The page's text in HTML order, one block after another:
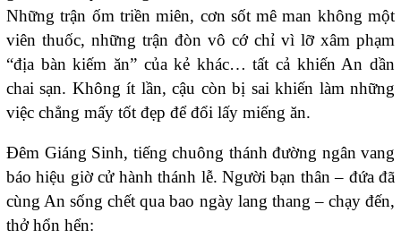
Những trận ốm triền miên, cơn sốt mê man không một
viên thuốc, những trận đòn vô cớ chỉ vì lỡ xâm phạm
“địa bàn kiếm ăn” của kẻ khác… tất cả khiến An dần
chai sạn. Không ít lần, cậu còn bị sai khiến làm những
việc chẳng mấy tốt đẹp để đổi lấy miếng ăn.
Đêm Giáng Sinh, tiếng chuông thánh đường ngân vang
báo hiệu giờ cử hành thánh lễ. Người bạn thân – đứa đã
cùng An sống chết qua bao ngày lang thang – chạy đến,
thở hổn hển: